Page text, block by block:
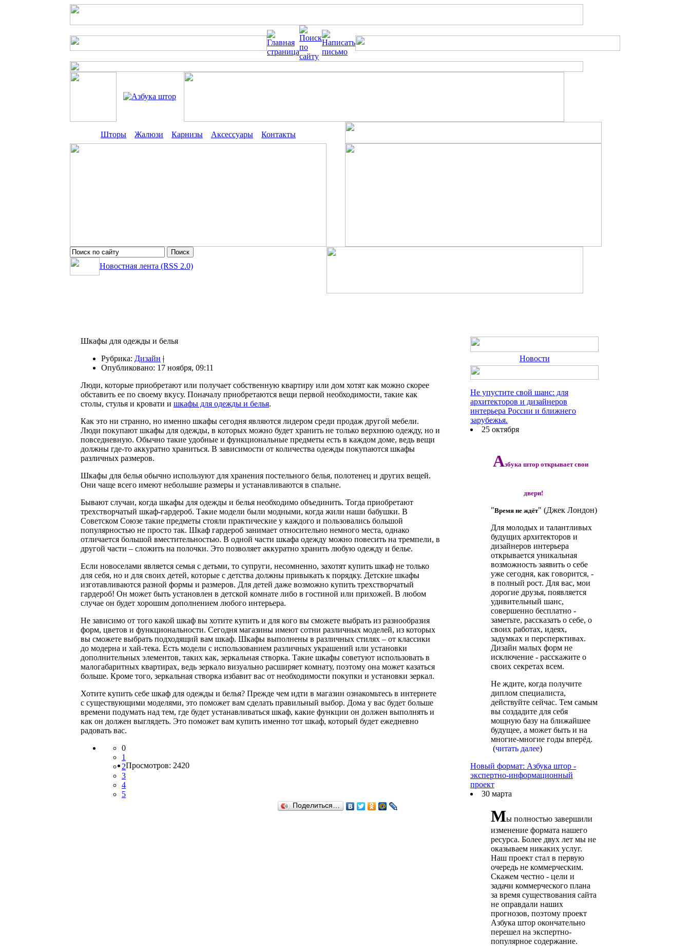
Шторы Жалюзи Карнизы Аксессуары Контакты
Новостная лента (RSS 2.0)
Шкафы для одежды и белья
Рубрика: Дизайн |
Опубликовано: 17 ноября, 09:11
Люди, которые приобретают или получает собственную квартиру или дом хотят как можно скорее
обставить ее по своему вкусу. Поначалу приобретаются вещи первой необходимости, такие как
столы, стулья и кровати и шкафы для одежды и белья.
Как это ни странно, но именно шкафы сегодня являются лидером среди продаж другой мебели.
Люди покупают шкафы для одежды, в которых можно будет хранить не только верхнюю одежду, но и
повседневную. Обычно такие удобные и функциональные предметы есть в каждом доме, ведь вещи
должны где-то аккуратно храниться. В зависимости от количества одежды покупаются шкафы
различных размеров.
Шкафы для белья обычно используют для хранения постельного белья, полотенец и других вещей.
Они чаще всего имеют небольшие размеры и устанавливаются в спальне.
Бывают случаи, когда шкафы для одежды и белья необходимо объединить. Тогда приобретают
трехстворчатый шкаф-гардероб. Такие модели были модными, когда жили наши бабушки. В
Советском Союзе такие предметы стояли практические у каждого и пользовались большой
популярностью не просто так. Шкаф гардероб занимает относительно немного места, однако
отличается большой вместительностью. В одной части шкафа одежду можно повесить на тремпели, в
другой части – сложить на полочки. Это позволяет аккуратно хранить любую одежду и белье.
Если новоселами является семья с детьми, то супруги, несомненно, захотят купить шкаф не только
для себя, но и для своих детей, которые с детства должны привыкать к порядку. Детские шкафы
изготавливаются разной формы и размеров. Для детей даже возможно купить трехстворчатый
гардероб! Он может быть установлен в детской комнате либо в гостиной или прихожей. В любом
случае он будет хорошим дополнением любого интерьера.
Не зависимо от того какой шкаф вы хотите купить и для кого вы сможете выбрать из разнообразия
форм, цветов и функциональности. Сегодня магазины имеют сотни различных моделей, из которых
вы сможете выбрать подходящий вам шкаф. Шкафы выполнены в различных стилях – от классики
до модерна и хай-тека. Есть модели с использованием различных украшений или установки
дополнительных элементов, таких как, зеркальная створка. Такие шкафы советуют использовать в
малогабаритных квартирах, ведь зеркало визуально расширяет комнату, поэтому она может казаться
больше. Кроме того, зеркальная створка избавит вас от необходимости покупки и установки зеркал.
Хотите купить себе шкаф для одежды и белья? Прежде чем идти в магазин ознакомьтесь в интернете
с существующими моделями, это поможет вам сделать правильный выбор. Дома у вас будет больше
времени подумать над тем, где будет устанавливаться шкаф, какие функции он должен выполнять и
как он должен выглядеть. Это поможет вам купить именно тот шкаф, который будет ежедневно
радовать вас.
0
1
2
3
4
5
Просмотров: 2420
Поделиться…
Новости
Не упустите свой шанс: для
архитекторов и дизайнеров
интерьера России и ближнего
зарубежья.
25 октября
Азбука штор открывает свои
двери!
"Время не ждёт" (Джек Лондон)
Для молодых и талантливых
будущих архитекторов и
дизайнеров интерьера
открывается уникальная
возможность заявить о себе
уже сегодня, как говорится, -
в полный рост. Для вас, мои
дорогие друзья, появляется
удивительный шанс,
совершенно бесплатно -
заметьте, рассказать о себе, о
своих работах, идеях,
задумках и персперктивах.
Дизайн малых форм не
исключение - расскажите о
своих секретах всем.
Не ждите, когда получите
диплом специалиста,
действуйте сейчас. Тем самым
вы создадите для себя
мощную базу на ближайшее
будущее, а может быть и на
многие-многие годы вперёд.
(читать далее)
Новый формат: Азбука штор -
экспертно-информационный
проект
30 марта
Мы полностью завершили
изменение формата нашего
ресурса. Более двух лет мы не
оказываем никаких услуг.
Наш проект стал в первую
очередь не коммерческим.
Скажем честно - цели и
задачи коммерческого плана
за время существования сайта
не оправдали наших
прогнозов, поэтому проект
Азбука штор окончательно
перешел на экспертно-
популярное содержание.